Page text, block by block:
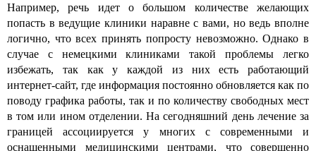
Например, речь идет о большом количестве желающих
попасть в ведущие клиники наравне с вами, но ведь вполне
логично, что всех принять попросту невозможно. Однако в
случае с немецкими клиниками такой проблемы легко
избежать, так как у каждой из них есть работающий
интернет-сайт, где информация постоянно обновляется как по
поводу графика работы, так и по количеству свободных мест
в том или ином отделении. На сегодняшний день лечение за
границей ассоциируется у многих с современными и
оснащенными медицинскими центрами, что совершенно